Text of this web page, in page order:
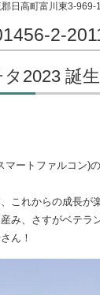
日高町富川東3-969-
2-
2023 誕生
マートファルコン)
これからの成長が
み、さすがベテラ
ん！